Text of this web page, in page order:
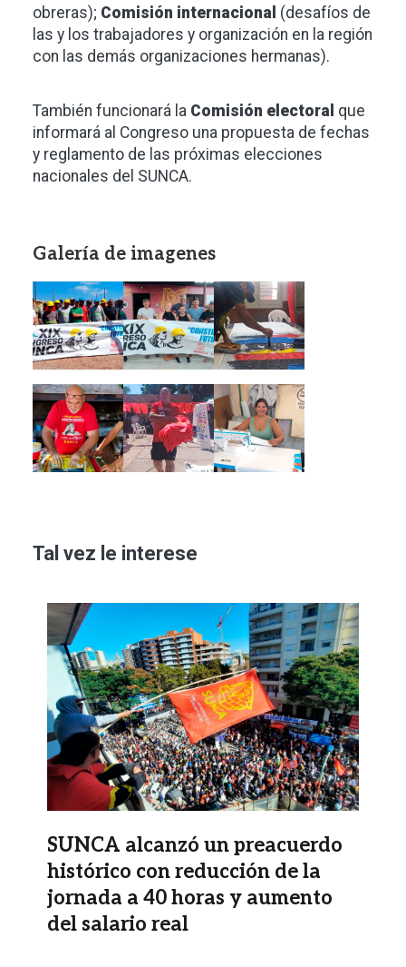
obreras); Comisión internacional (desafíos de
las y los trabajadores y organización en la región
con las demás organizaciones hermanas).
También funcionará la Comisión electoral que
informará al Congreso una propuesta de fechas
y reglamento de las próximas elecciones
nacionales del SUNCA.
Galería de imagenes
Imagen
Imagen Imagen
Imagen Imagen Imagen
Tal vez le interese
Imagen
SUNCA alcanzó un preacuerdo
histórico con reducción de la
jornada a 40 horas y aumento
del salario real